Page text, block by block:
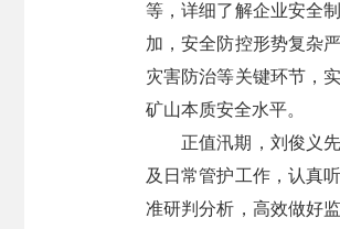
等，详细了解企业安全
加，安全防控形势复杂
灾害防治等关键环节，
矿山本质安全水平。
正值汛期，刘俊义
及日常管护工作，认真
准研判分析，高效做好